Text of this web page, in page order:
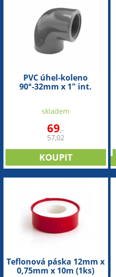
PVC úhel-koleno
90°-32mm x 1" int.
skladem
69,-
57,02
Teflonová páska 12mm x
0,75mm x 10m (1ks)